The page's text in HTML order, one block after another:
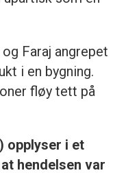
Faraj angrepet
i en bygning.
fløy tett på
opplyser i et
hendelsen var